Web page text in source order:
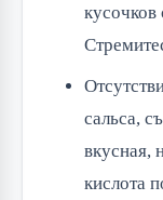
сальса,
вкусная,
кислота